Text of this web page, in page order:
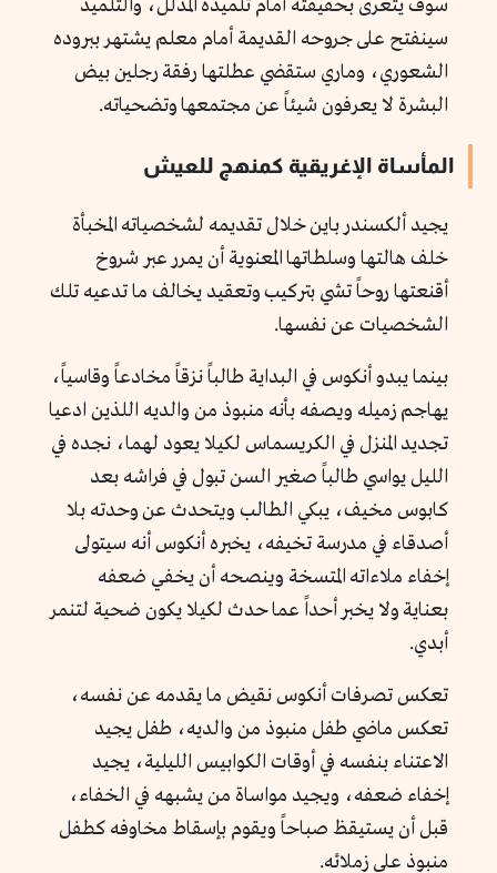
سوف يتعرى بحقيقته أمام تلميذه المدلل، والتلميذ
سينفتح على جروحه القديمة أمام معلم يشتهر ببروده
الشعوري، وماري ستقضي عطلتها رفقة رجلين بيض
البشرة لا يعرفون شيئاً عن مجتمعها وتضحياته.
المأساة الإغريقية كمنهج للعيش
يجيد ألكسندر باين خلال تقديمه لشخصياته المخبأة
خلف هالتها وسلطاتها المعنوية أن يمرر عبر شروخ
أقنعتها روحاً تشي بتركيب وتعقيد يخالف ما تدعيه تلك
الشخصيات عن نفسها.
بينما يبدو أنكوس في البداية طالباً نزقاً مخادعاً وقاسياً،
يهاجم زميله ويصفه بأنه منبوذ من والديه اللذين ادعيا
تجديد المنزل في الكريسماس لكيلا يعود لهما، نجده في
الليل يواسي طالباً صغير السن تبول في فراشه بعد
كابوس مخيف، يبكي الطالب ويتحدث عن وحدته بلا
أصدقاء في مدرسة تخيفه، يخبره أنكوس أنه سيتولى
إخفاء ملاءاته المتسخة وينصحه أن يخفي ضعفه
بعناية ولا يخبر أحداً عما حدث لكيلا يكون ضحية لتنمر
أبدي.
تعكس تصرفات أنكوس نقيض ما يقدمه عن نفسه،
تعكس ماضي طفل منبوذ من والديه، طفل يجيد
الاعتناء بنفسه في أوقات الكوابيس الليلية، يجيد
إخفاء ضعفه، ويجيد مواساة من يشبهه في الخفاء،
قبل أن يستيقظ صباحاً ويقوم بإسقاط مخاوفه كطفل
منبوذ على زملائه.